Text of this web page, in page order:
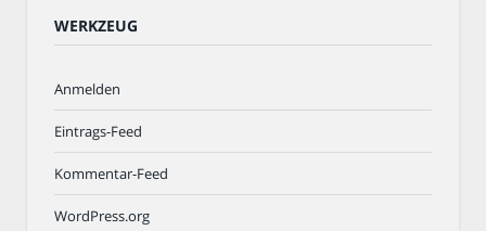
WERKZEUG
Anmelden
Eintrags-Feed
Kommentar-Feed
WordPress.org